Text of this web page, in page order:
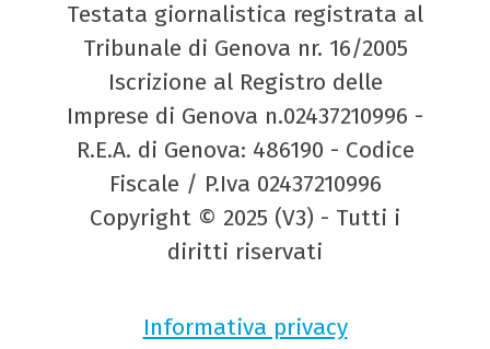
Testata giornalistica registrata al
Tribunale di Genova nr. 16/2005
Iscrizione al Registro delle
Imprese di Genova n.02437210996 -
R.E.A. di Genova: 486190 - Codice
Fiscale / P.Iva 02437210996
Copyright © 2025 (V3) - Tutti i
diritti riservati
Informativa privacy